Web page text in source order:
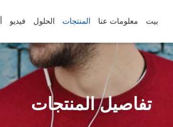
بيت معلومات عنا المنتجات الحلول فيديو
تفاصيل المنتجات